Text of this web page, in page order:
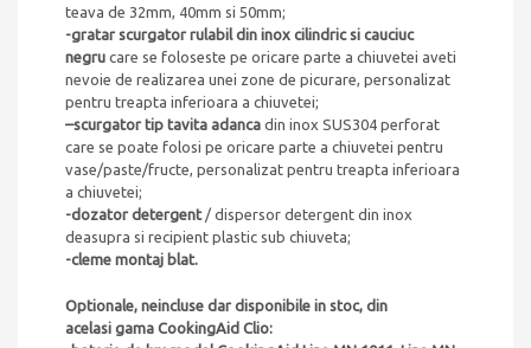
teava de 32mm, 40mm si 50mm;
-gratar scurgator rulabil din inox cilindric si cauciuc
negru care se foloseste pe oricare parte a chiuvetei aveti
nevoie de realizarea unei zone de picurare, personalizat
pentru treapta inferioara a chiuvetei;
–scurgator tip tavita adanca din inox SUS304 perforat
care se poate folosi pe oricare parte a chiuvetei pentru
vase/paste/fructe, personalizat pentru treapta inferioara
a chiuvetei;
-dozator detergent/ dispersor detergent din inox
deasupra si recipient plastic sub chiuveta;
-cleme montaj blat.
Optionale, neincluse dar disponibile in stoc, din
acelasi gama CookingAid Clio: